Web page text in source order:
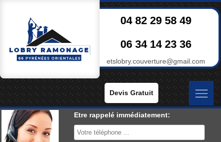
04 82 29 58 49
06 34 14 23 36
etslobry.couverture@gmail.com
Devis Gratuit
Etre rappelé immédiatement: